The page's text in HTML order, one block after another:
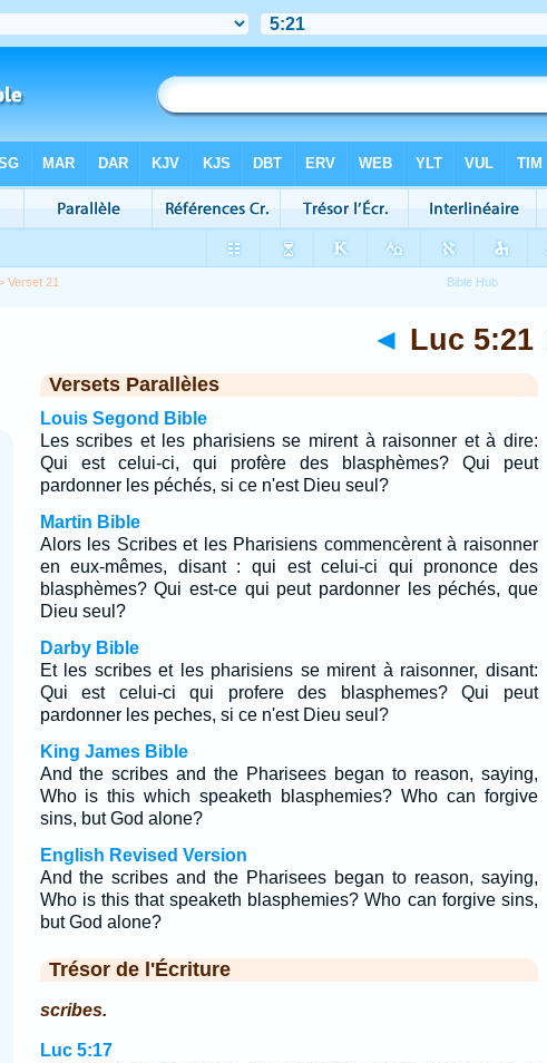
Verset 21
◄ Luc 5:21
Versets Parallèles
Louis Segond Bible
Les scribes et les pharisiens se mirent à raisonner et à dire:
Qui est celui-ci, qui profère des blasphèmes? Qui peut
pardonner les péchés, si ce n'est Dieu seul?
Martin Bible
Alors les Scribes et les Pharisiens commencèrent à raisonner
en eux-mêmes, disant : qui est celui-ci qui prononce des
blasphèmes? Qui est-ce qui peut pardonner les péchés, que
Dieu seul?
Darby Bible
Et les scribes et les pharisiens se mirent à raisonner, disant:
Qui est celui-ci qui profere des blasphemes? Qui peut
pardonner les peches, si ce n'est Dieu seul?
King James Bible
And the scribes and the Pharisees began to reason, saying,
Who is this which speaketh blasphemies? Who can forgive
sins, but God alone?
English Revised Version
And the scribes and the Pharisees began to reason, saying,
Who is this that speaketh blasphemies? Who can forgive sins,
but God alone?
Trésor de l'Écriture
scribes.
Luc 5:17